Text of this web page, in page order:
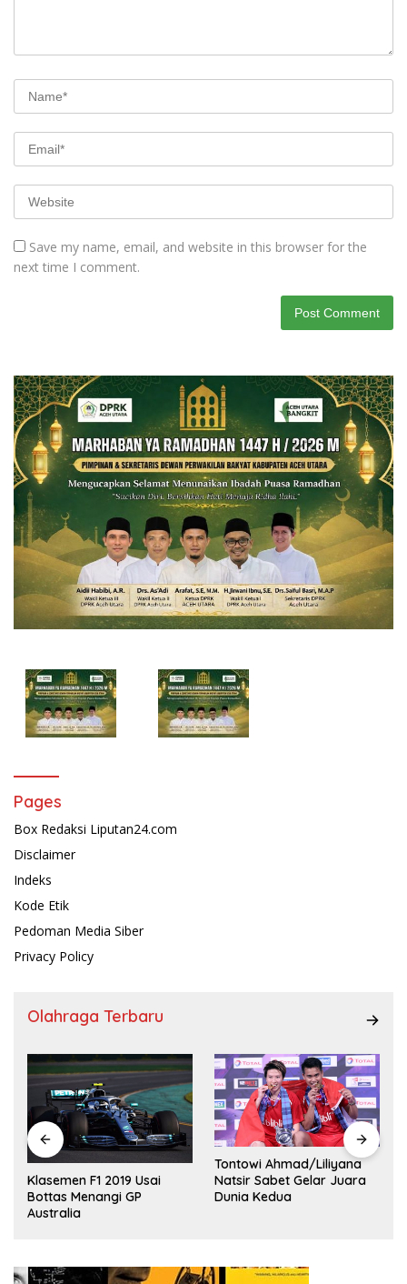
Save my name, email, and website in this browser for the
next time I comment.
Pages
Box Redaksi Liputan24.com
Disclaimer
Indeks
Kode Etik
Pedoman Media Siber
Privacy Policy
Olahraga Terbaru
Klasemen F1 2019 Usai
Bottas Menangi GP
Australia
Tontowi Ahmad/Liliyana
Natsir Sabet Gelar Juara
Dunia Kedua